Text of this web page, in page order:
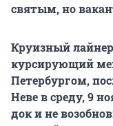
святым, но
Круизный
курсирующий
Петербургом,
Неве в среду, 9
док и не